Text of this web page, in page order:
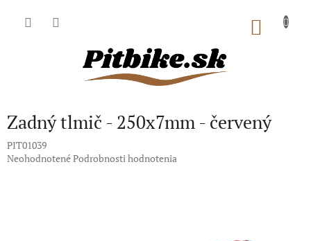
Zadný tlmič - 250x7mm - červený
PIT01039
Priemerné
NeohodnotenéPodrobnosti hodnotenia